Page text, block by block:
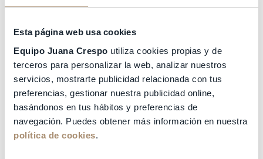
Esta página web usa cookies
Equipo Juana Crespo utiliza cookies propias y de
terceros para personalizar la web, analizar nuestros
servicios, mostrarte publicidad relacionada con tus
preferencias, gestionar nuestra publicidad online,
basándonos en tus hábitos y preferencias de
navegación. Puedes obtener más información en nuestra
política de cookies.